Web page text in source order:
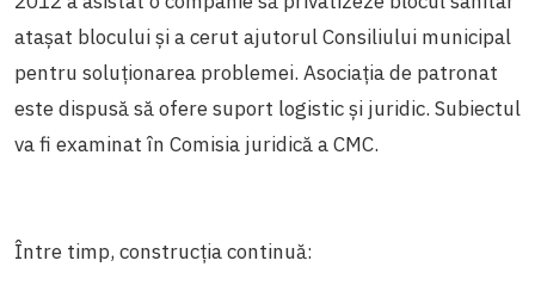
atașat blocului și a cerut ajutorul Consiliului municipal
pentru soluționarea problemei. Asociația de patronat
este dispusă să ofere suport logistic și juridic. Subiectul
va fi examinat în Comisia juridică a CMC.
Între timp, construcția continuă: